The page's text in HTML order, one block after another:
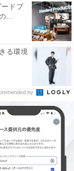
4世代から“み
」が圧倒的人
ギンという点
の声とフォルム
愛いです（20代
レビアニメ『ポ
』（テレビ東京
という人も多
ードプ
...
る環境
by